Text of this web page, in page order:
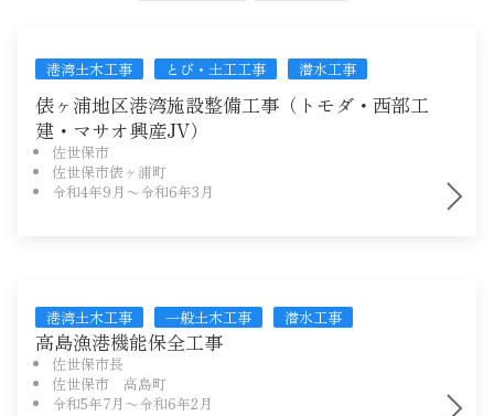
トモダのこと
Instagram
港湾土木工事 とび・土工工事 潜水工事
俵ヶ浦地区港湾施設整備工事（トモダ・西部工
建・マサオ興産JV）
佐世保市
佐世保市俵ヶ浦町
令和4年9月〜令和6年3月
港湾土木工事 一般土木工事 潜水工事
高島漁港機能保全工事
佐世保市長
佐世保市 高島町
令和5年7月〜令和6年2月